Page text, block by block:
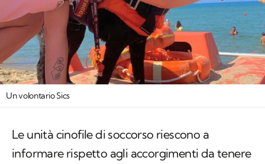
Un volontario Sics
Le unità cinofile di soccorso riescono a
informare rispetto agli accorgimenti da tenere